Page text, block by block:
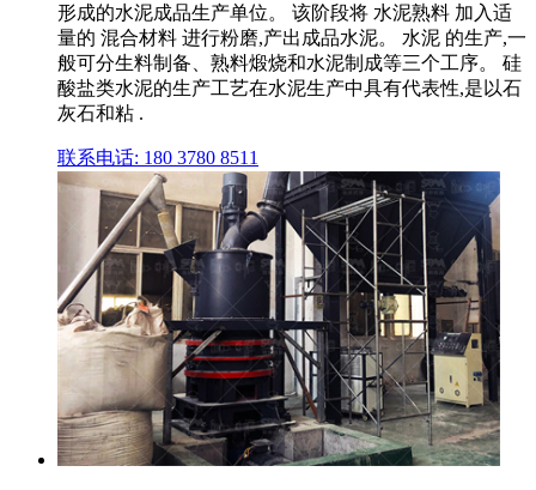
形成的水泥成品生产单位。 该阶段将 水泥熟料 加入适
量的 混合材料 进行粉磨,产出成品水泥。 水泥 的生产,一
般可分生料制备、熟料煅烧和水泥制成等三个工序。 硅
酸盐类水泥的生产工艺在水泥生产中具有代表性,是以石
灰石和粘 .
联系电话: 180 3780 8511